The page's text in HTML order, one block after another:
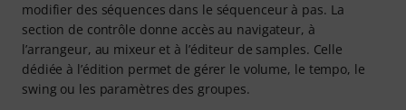
modifier des séquences dans le séquenceur à pas. La
section de contrôle donne accès au navigateur, à
l’arrangeur, au mixeur et à l’éditeur de samples. Celle
dédiée à l’édition permet de gérer le volume, le tempo, le
swing ou les paramètres des groupes.